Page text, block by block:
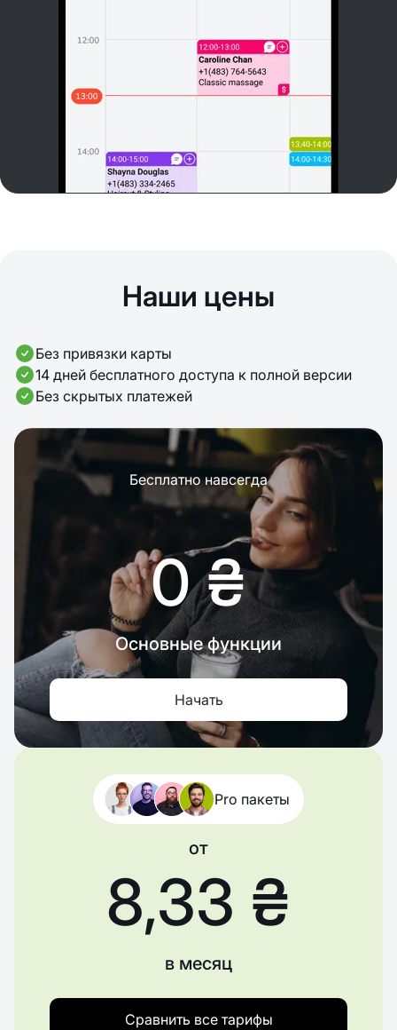
Наши цены
Без привязки карты
14 дней бесплатного доступа к полной версии
Без скрытых платежей
Бесплатно навсегда
0 ₴
Основные функции
Начать
Pro пакеты
от
8,33 ₴
в месяц
Сравнить все тарифы